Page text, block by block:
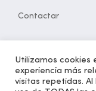
Contactar
© 2021
Utilizamos cookies
experiencia más
visitas repetidas.